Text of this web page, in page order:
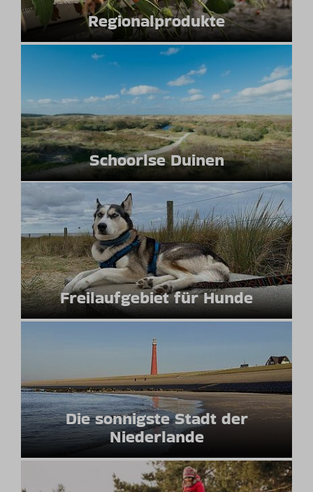
Regionalprodukte
Schoorlse Duinen
Freilaufgebiet für Hunde
Die sonnigste Stadt der
Niederlande